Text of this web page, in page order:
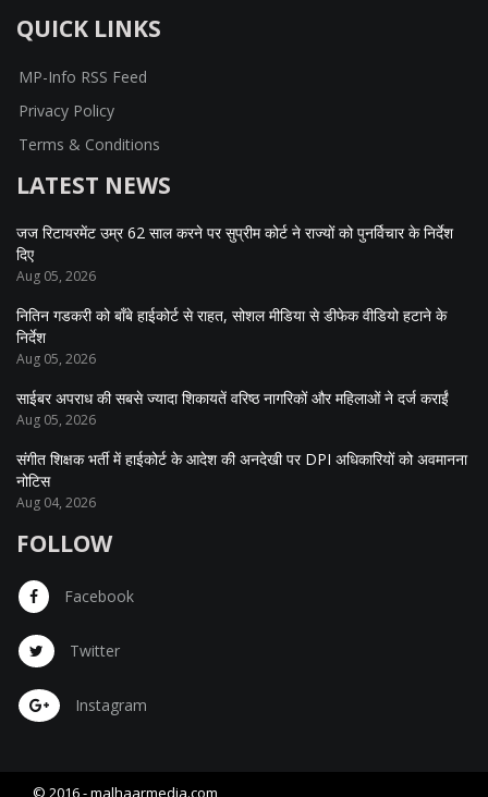
QUICK LINKS
MP-Info RSS Feed
Privacy Policy
Terms & Conditions
LATEST NEWS
जज रिटायरमेंट उम्र 62 साल करने पर सुप्रीम कोर्ट ने राज्यों को पुनर्विचार के निर्देश
दिए
Aug 05, 2026
नितिन गडकरी को बॉंबे हाईकोर्ट से राहत, सोशल मीडिया से डीफेक वीडियो हटाने के
निर्देश
Aug 05, 2026
साईबर अपराध की सबसे ज्यादा शिकायतें वरिष्ठ नागरिकों और महिलाओं ने दर्ज कराईं
Aug 05, 2026
संगीत शिक्षक भर्ती में हाईकोर्ट के आदेश की अनदेखी पर DPI अधिकारियों को अवमानना
नोटिस
Aug 04, 2026
FOLLOW
Facebook
Twitter
Instagram
© 2016 -malhaarmedia.com